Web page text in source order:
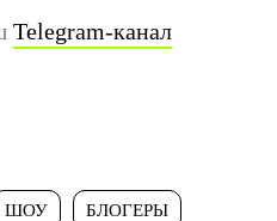
Telegram-канал
ШОУ БЛОГЕРЫ